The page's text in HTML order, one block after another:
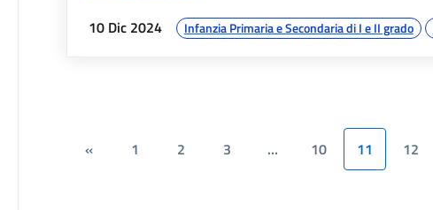
data:
10 Dic 2024 argomenti:
Infanzia Primaria e Secondaria di I e II grado
« 1 2 3 … 10 11 12